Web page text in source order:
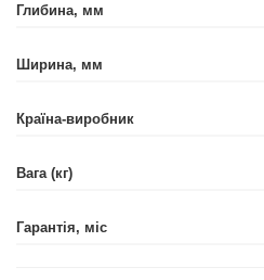
Глибина, мм
Ширина, мм
Країна-виробник
Вага (кг)
Гарантія, міс